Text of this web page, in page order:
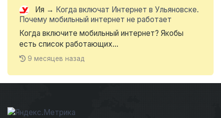
Ия → Когда включат Интернет в Ульяновске.
Почему мобильный интернет не работает
Когда включите мобильный интернет? Якобы
есть список работающих...
9 месяцев назад